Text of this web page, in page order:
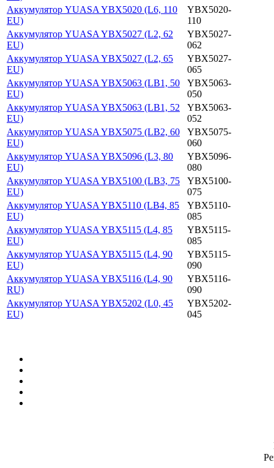
Аккумулятор YUASA YBX5020 (L6, 110
EU)
YBX5020-
110
Аккумулятор YUASA YBX5027 (L2, 62
EU)
YBX5027-
062
Аккумулятор YUASA YBX5027 (L2, 65
EU)
YBX5027-
065
Аккумулятор YUASA YBX5063 (LB1, 50
EU)
YBX5063-
050
Аккумулятор YUASA YBX5063 (LB1, 52
EU)
YBX5063-
052
Аккумулятор YUASA YBX5075 (LB2, 60
EU)
YBX5075-
060
Аккумулятор YUASA YBX5096 (L3, 80
EU)
YBX5096-
080
Аккумулятор YUASA YBX5100 (LB3, 75
EU)
YBX5100-
075
Аккумулятор YUASA YBX5110 (LB4, 85
EU)
YBX5110-
085
Аккумулятор YUASA YBX5115 (L4, 85
EU)
YBX5115-
085
Аккумулятор YUASA YBX5115 (L4, 90
EU)
YBX5115-
090
Аккумулятор YUASA YBX5116 (L4, 90
RU)
YBX5116-
090
Аккумулятор YUASA YBX5202 (L0, 45
EU)
YBX5202-
045